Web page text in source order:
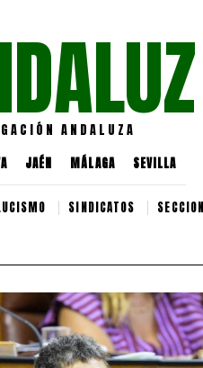
ANDALUZA
JAÉN MÁLAGA SEVILLA
SINDICATOS